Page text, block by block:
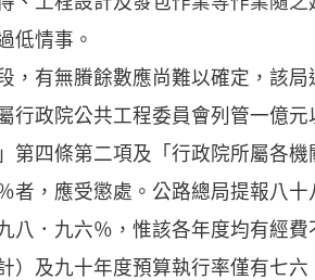
低情事。
有無賸餘數應尚難以確定，該
政院公共工程委員會列管一億
第四條第二項及「行政院所屬各
者，應受懲處。公路總局提報八
八．九六％，惟該各年度均有經
及九十年度預算執行率僅有七六